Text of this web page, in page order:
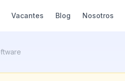
Vacantes Blog Nosotros